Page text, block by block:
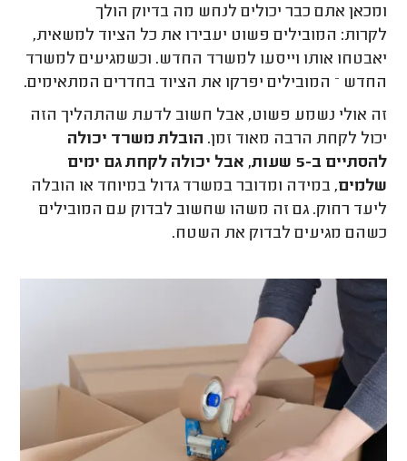
ומכאן אתם כבר יכולים לנחש מה בדיוק הולך
לקרות: המובילים פשוט יעבירו את כל הציוד למשאית,
יאבטחו אותו וייסעו למשרד החדש. וכשמגיעים למשרד
החדש – המובילים יפרקו את הציוד בחדרים המתאימים.
זה אולי נשמע פשוט, אבל חשוב לדעת שהתהליך הזה
יכול לקחת הרבה מאוד זמן. הובלת משרד יכולה
להסתיים ב-5 שעות, אבל יכולה לקחת גם ימים
שלמים, במידה ומדובר במשרד גדול במיוחד או הובלה
ליעד רחוק. גם זה משהו שחשוב לבדוק עם המובילים
כשהם מגיעים לבדוק את השטח.